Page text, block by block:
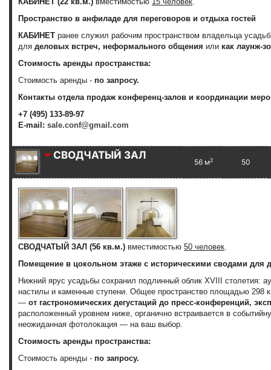
Пространство в анфиладе для переговоров и отдыха гостей
КАБИНЕТ ранее служил рабочим пространством владельца
для деловых встреч, неформального общения или как лаунж-
Стоимость аренды пространства:
Стоимость аренды - по запросу.
Контакты отдела продаж конференц-залов и координации
+7 (495) 133-89-97
E-mail: sale.conf@gmail.com
СВОДЧАТЫЙ ЗАЛ
56 м2 50
СВОДЧАТЫЙ ЗАЛ (56 кв.м.) вместимостью 50 человек.
Помещение в цокольном этаже с историческими сводами для
Нижний ярус усадьбы сохранил подлинный облик XVIII столетия:
настилы и каменные ступени. Общее пространство площадью 298
— от гастрономических дегустаций до пресс-конференций,
расположенный уровнем ниже, органично встраивается в
неожиданная фотолокация — на ваш выбор.
Стоимость аренды пространства:
Стоимость аренды - по запросу.